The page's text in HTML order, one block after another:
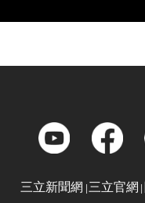
三立新聞網 三立官網